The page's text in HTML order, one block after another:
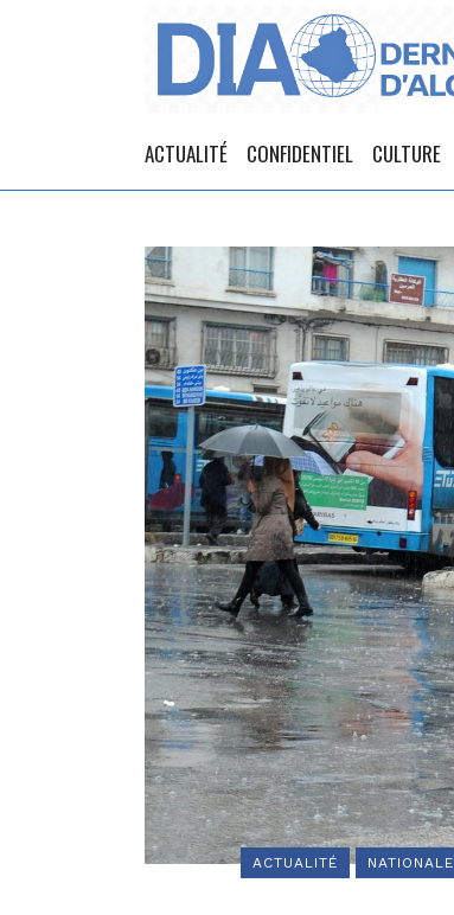
ACTUALITÉ CONFIDENTIEL CULTURE
ACTUALITÉ NATIONALE